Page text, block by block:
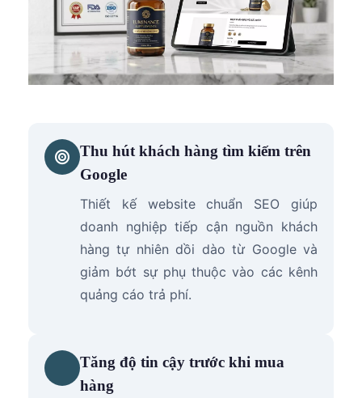
Thu hút khách hàng tìm kiếm trên
Google
Thiết kế website chuẩn SEO giúp
doanh nghiệp tiếp cận nguồn khách
hàng tự nhiên dồi dào từ Google và
giảm bớt sự phụ thuộc vào các kênh
quảng cáo trả phí.
Tăng độ tin cậy trước khi mua
hàng